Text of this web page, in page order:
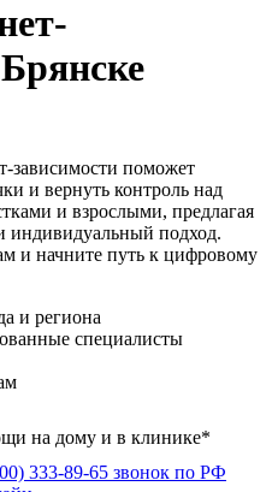
зависимости поможет
и вернуть контроль над
и взрослыми, предлагая
индивидуальный подход.
и начните путь к цифровому
и региона
специалисты
на дому и в клинике*
333-89-65 звонок по РФ